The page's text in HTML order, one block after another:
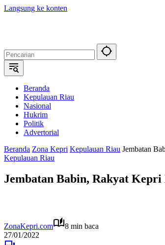
Langsung ke konten
Beranda
Kepulauan Riau
Nasional
Hukrim
Politik
Advertorial
Beranda Zona Kepri Kepulauan Riau Jembatan
Kepulauan Riau
Jembatan Babin, Rakyat
ZonaKepri.com
8 min baca
27/01/2022